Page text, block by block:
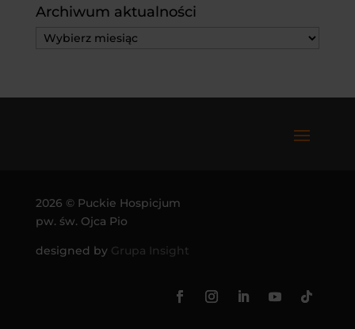
Archiwum aktualności
Archiwum
2026 © Puckie Hospicjum
pw. św. Ojca Pio
designed by Grupa Insight